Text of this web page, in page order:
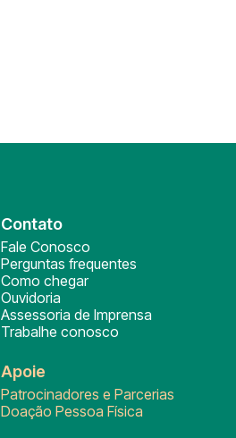
Contato
Fale Conosco
Perguntas frequentes
Como chegar
Ouvidoria
Assessoria de Imprensa
Trabalhe conosco
Apoie
Patrocinadores e Parcerias
Doação Pessoa Física